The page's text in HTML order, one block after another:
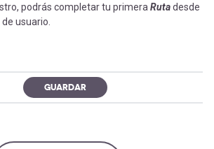
podrás completar tu primera Rutadesde
usuario.
GUARDAR